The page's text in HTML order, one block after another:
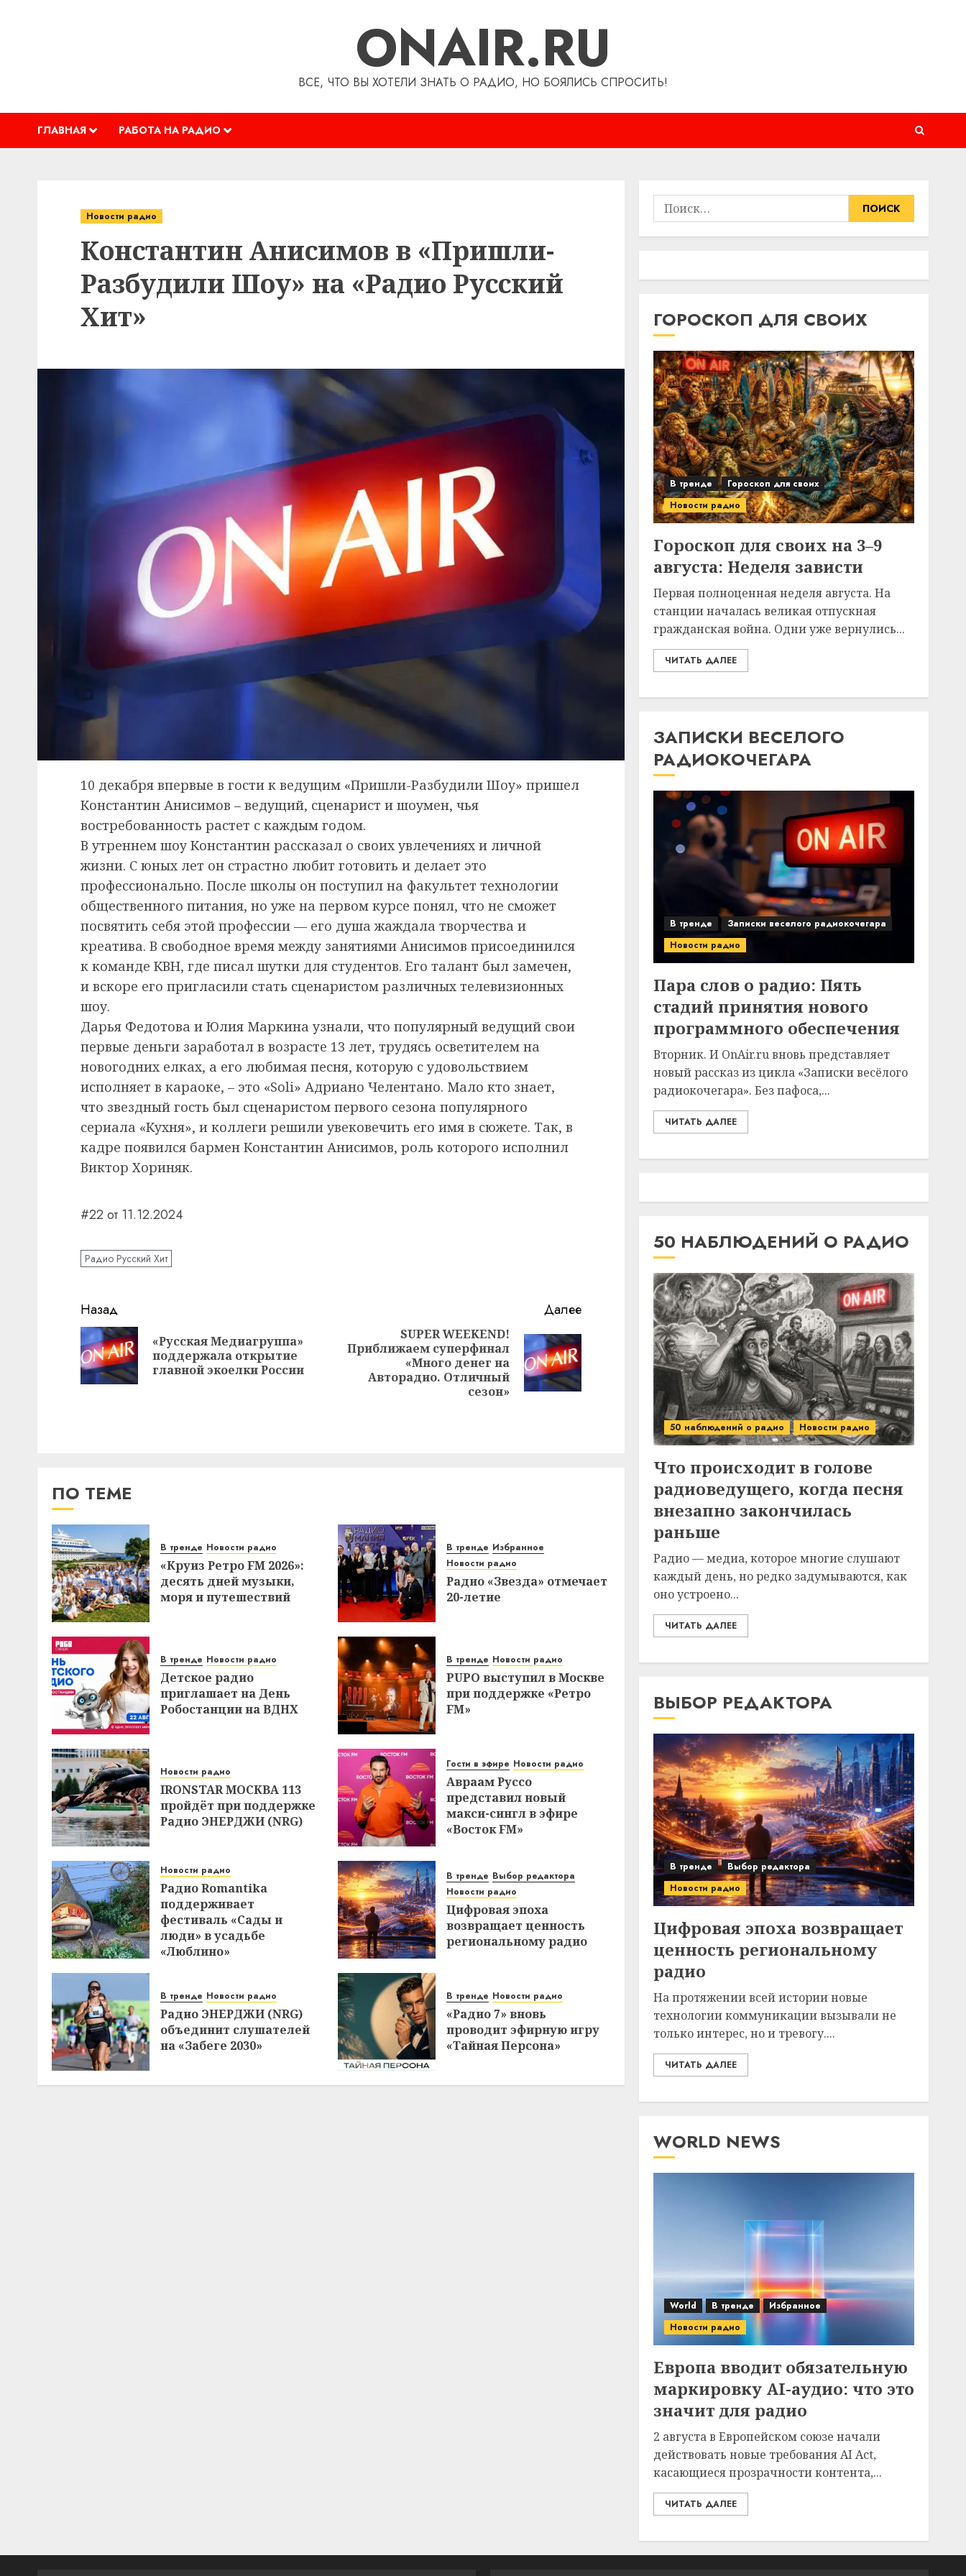
ONAIR.RU
ВСЕ, ЧТО ВЫ ХОТЕЛИ ЗНАТЬ О РАДИО, НО БОЯЛИСЬ СПРОСИТЬ!
ГЛАВНАЯ РАБОТА НА РАДИО
Новости радио
Константин Анисимов в «Пришли-
Разбудили Шоу» на «Радио Русский
Хит»
10 декабря впервые в гости к ведущим «Пришли-Разбудили Шоу» пришел
Константин Анисимов – ведущий, сценарист и шоумен, чья
востребованность растет с каждым годом.
В утреннем шоу Константин рассказал о своих увлечениях и личной
жизни. С юных лет он страстно любит готовить и делает это
профессионально. После школы он поступил на факультет технологии
общественного питания, но уже на первом курсе понял, что не сможет
посвятить себя этой профессии — его душа жаждала творчества и
креатива. В свободное время между занятиями Анисимов присоединился
к команде КВН, где писал шутки для студентов. Его талант был замечен,
и вскоре его пригласили стать сценаристом различных телевизионных
шоу.
Дарья Федотова и Юлия Маркина узнали, что популярный ведущий свои
первые деньги заработал в возрасте 13 лет, трудясь осветителем на
новогодних елках, а его любимая песня, которую с удовольствием
исполняет в караоке, – это «Soli» Адриано Челентано. Мало кто знает,
что звездный гость был сценаристом первого сезона популярного
сериала «Кухня», и коллеги решили увековечить его имя в сюжете. Так, в
кадре появился бармен Константин Анисимов, роль которого исполнил
Виктор Хориняк.
#22 от 11.12.2024
Радио Русский Хит
Навигация
записи
Назад
Предыдущая
запись:
«Русская Медиагруппа»
поддержала открытие
главной экоелки России
Далее
Следующая
запись:
SUPER WEEKEND!
Приближаем суперфинал
«Много денег на
Авторадио. Отличный
сезон»
ПО ТЕМЕ
В тренде Новости радио
«Круиз Ретро FM 2026»:
десять дней музыки,
моря и путешествий
В тренде Избранное
Новости радио
Радио «Звезда» отмечает
20-летие
В тренде Новости радио
Детское радио
приглашает на День
Робостанции на ВДНХ
В тренде Новости радио
PUPO выступил в Москве
при поддержке «Ретро
FM»
Новости радио
IRONSTAR МОСКВА 113
пройдёт при поддержке
Радио ЭНЕРДЖИ (NRG)
Гости в эфире Новости радио
Авраам Руссо
представил новый
макси-сингл в эфире
«Восток FM»
Новости радио
Радио Romantika
поддерживает
фестиваль «Сады и
люди» в усадьбе
«Люблино»
В тренде Выбор редактора
Новости радио
Цифровая эпоха
возвращает ценность
региональному радио
В тренде Новости радио
Радио ЭНЕРДЖИ (NRG)
объединит слушателей
на «Забеге 2030»
В тренде Новости радио
«Радио 7» вновь
проводит эфирную игру
«Тайная Персона»
Найти:
ГОРОСКОП ДЛЯ СВОИХ
В тренде
Гороскоп для своих
Новости радио
Гороскоп для своих на 3–9
августа: Неделя зависти
Первая полноценная неделя августа. На
станции началась великая отпускная
гражданская война. Одни уже вернулись...
ЧИТАТЬ ДАЛЕЕ
ЗАПИСКИ ВЕСЕЛОГО
РАДИОКОЧЕГАРА
В тренде
Записки веселого радиокочегара
Новости радио
Пара слов о радио: Пять
стадий принятия нового
программного обеспечения
Вторник. И OnAir.ru вновь представляет
новый рассказ из цикла «Записки весёлого
радиокочегара». Без пафоса,...
ЧИТАТЬ ДАЛЕЕ
50 НАБЛЮДЕНИЙ О РАДИО
50 наблюдений о радио Новости радио
Что происходит в голове
радиоведущего, когда песня
внезапно закончилась
раньше
Радио — медиа, которое многие слушают
каждый день, но редко задумываются, как
оно устроено...
ЧИТАТЬ ДАЛЕЕ
ВЫБОР РЕДАКТОРА
В тренде
Выбор редактора
Новости радио
Цифровая эпоха возвращает
ценность региональному
радио
На протяжении всей истории новые
технологии коммуникации вызывали не
только интерес, но и тревогу....
ЧИТАТЬ ДАЛЕЕ
WORLD NEWS
World В тренде
Избранное
Новости радио
Европа вводит обязательную
маркировку AI-аудио: что это
значит для радио
2 августа в Европейском союзе начали
действовать новые требования AI Act,
касающиеся прозрачности контента,...
ЧИТАТЬ ДАЛЕЕ